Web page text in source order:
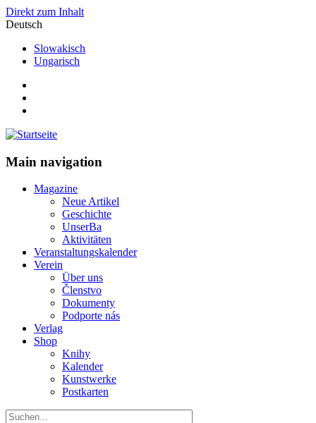
Direkt zum Inhalt
Deutsch
Slowakisch
Ungarisch
Main navigation
Magazine
Neue Artikel
Geschichte
UnserBa
Aktivitäten
Veranstaltungskalender
Verein
Über uns
Členstvo
Dokumenty
Podporte nás
Verlag
Shop
Knihy
Kalender
Kunstwerke
Postkarten